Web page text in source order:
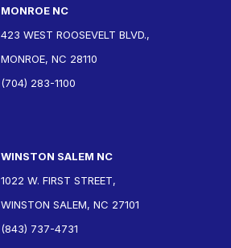
MONROE NC
423 WEST ROOSEVELT BLVD.,
MONROE, NC 28110
(704) 283-1100
WINSTON SALEM NC
1022 W. FIRST STREET,
WINSTON SALEM, NC 27101
(843) 737-4731